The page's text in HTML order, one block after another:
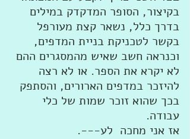
בקיצור, הסופר המדקדק במילים
בדרך כלל, נשאר קצת מעורפל
בקשר לטכניקת בניית המדפים,
וכנראה חשב שאיש מהמסגרים ההם
לא יקרא את הספר. או לא רצה
להיזכר במדפים הארורים, והסתפק
בכך שהוא זוכר שמות של כלי
עבודה.
אז אני מחכה  לע---.